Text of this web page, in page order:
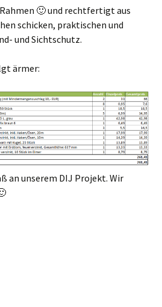
🙂 und rechtfertigt aus
schicken, praktischen und
und Sichtschutz.
ärmer:
an unserem DIJ Projekt. Wir